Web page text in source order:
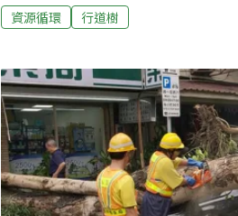
的關係，開始得很早。國小時，他因
落的樹枝，用美工刀刻出自己的小創
想要的材料，他甚至偷帶家裡的大
風吹倒的龍柏木頭，做成一個十字
的作品。」張嘉哲回憶，他小時候
讓他感到不滿足。木頭不同，它可
體、可觸摸、可保存的東西。「做
開心。」然而
資源循環 行道樹